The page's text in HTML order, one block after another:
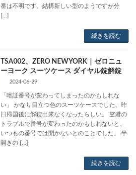
番は不明です。結構新しい型のようですが分
[…]
続きを読む
TSA002、ZERO NEWYORK｜ゼロニュ
ーヨーク スーツケース ダイヤル錠解錠
2024-06-29
「暗証番号が変わってしまったのかもしれな
い」 かなり目立つ色のスーツケースでした。昨
日帰国後に解錠出来なくなったらしい。 空港の
トラブルで番号が変わったのかもしれないと、
いつもの番号では開かないとのことでした。 半
開きの […]
続きを読む